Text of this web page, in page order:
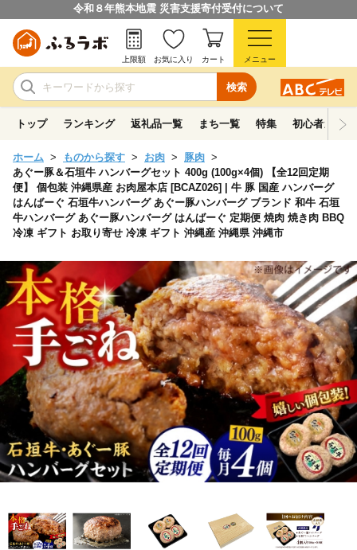
令和８年熊本地震 災害支援寄付受付について
検索
上限額 お気に入り カート メニュー
トップ ランキング 返礼品一覧 まち一覧 特集 初心者ガイド
ホーム ものから探す お肉
豚肉
あぐー豚＆石垣牛 ハンバーグセット 400g (100g×4個) 【全12回定期
便】 個包装 沖縄県産 お肉屋本店 [BCAZ026] | 牛 豚 国産 ハンバーグ
はんばーぐ 石垣牛ハンバーグ あぐー豚ハンバーグ ブランド 和牛 石垣
牛ハンバーグ あぐー豚ハンバーグ はんばーぐ 定期便 焼肉 焼き肉 BBQ
冷凍 ギフト お取り寄せ 冷凍 ギフト 沖縄産 沖縄県 沖縄市